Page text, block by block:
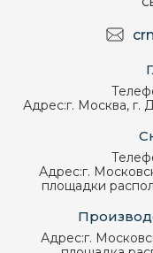
Адрес:г. Москва, г.
Адрес:г.
площадки
Адрес:г.